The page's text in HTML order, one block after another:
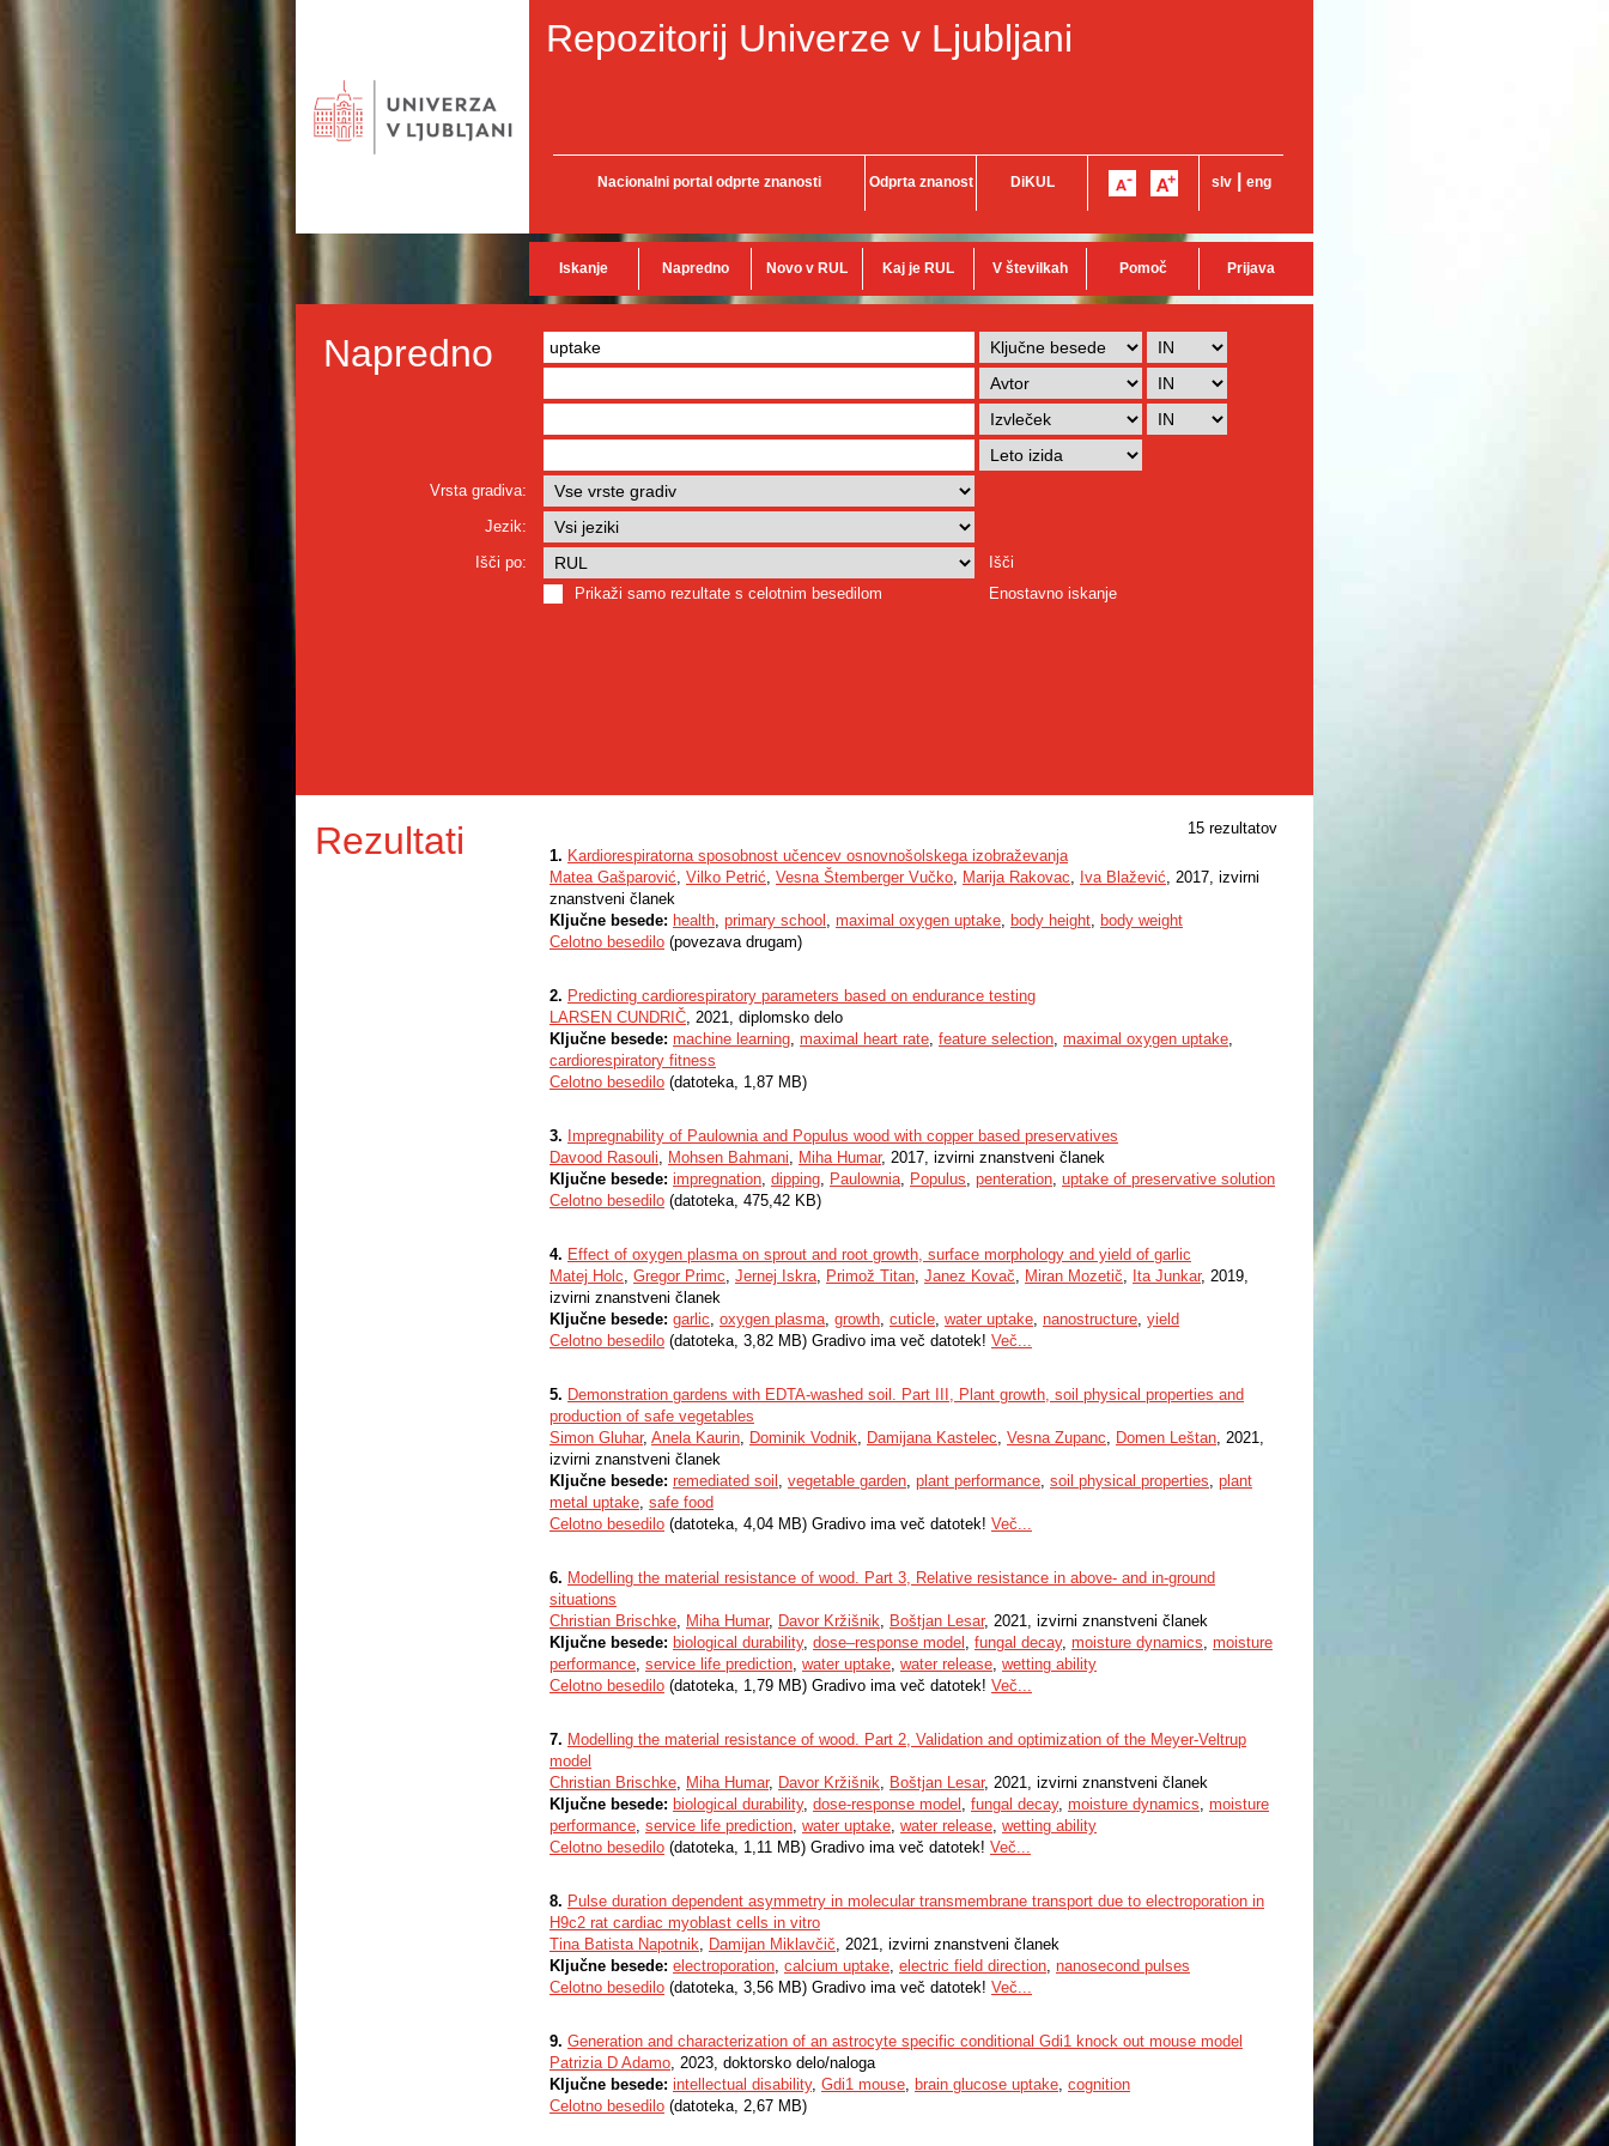
Repozitorij Univerze v Ljubljani
Nacionalni portal odprte znanosti Odprta znanost DiKUL slv eng
Iskanje Napredno Novo v RUL Kaj je RUL V številkah Pomoč Prijava
Napredno
Vrsta gradiva:
Jezik:
Išči po:
Išči
Prikaži samo rezultate s celotnim besedilom
Enostavno iskanje
Rezultati
15 rezultatov
1. Kardiorespiratorna sposobnost učencev osnovnošolskega izobraževanja
Matea Gašparović, Vilko Petrić, Vesna Štemberger Vučko, Marija Rakovac, Iva Blažević, 2017, izvirni
znanstveni članek
Ključne besede: health, primary school , maximal oxygen uptake, body height, body weight
Celotno besedilo (povezava drugam)
2. Predicting cardiorespiratory parameters based on endurance testing
LARSEN CUNDRIČ, 2021, diplomsko delo
Ključne besede: machine learning, maximal heart rate, feature selection, maximal oxygen uptake,
cardiorespiratory fitness
Celotno besedilo (datoteka, 1,87 MB)
3. Impregnability of Paulownia and Populus wood with copper based preservatives
Davood Rasouli, Mohsen Bahmani, Miha Humar, 2017, izvirni znanstveni članek
Ključne besede: impregnation, dipping, Paulownia, Populus, penteration, uptake of preservative solution
Celotno besedilo (datoteka, 475,42 KB)
4. Effect of oxygen plasma on sprout and root growth, surface morphology and yield of garlic
Matej Holc, Gregor Primc, Jernej Iskra, Primož Titan, Janez Kovač, Miran Mozetič, Ita Junkar, 2019,
izvirni znanstveni članek
Ključne besede: garlic, oxygen plasma, growth, cuticle, water uptake, nanostructure, yield
Celotno besedilo (datoteka, 3,82 MB) Gradivo ima več datotek! Več...
5. Demonstration gardens with EDTA-washed soil. Part III, Plant growth, soil physical properties and
production of safe vegetables
Simon Gluhar, Anela Kaurin, Dominik Vodnik, Damijana Kastelec, Vesna Zupanc, Domen Leštan, 2021,
izvirni znanstveni članek
Ključne besede: remediated soil , vegetable garden, plant performance, soil physical properties, plant
metal uptake, safe food
Celotno besedilo (datoteka, 4,04 MB) Gradivo ima več datotek! Več...
6. Modelling the material resistance of wood. Part 3, Relative resistance in above- and in-ground
situations
Christian Brischke, Miha Humar, Davor Kržišnik, Boštjan Lesar, 2021, izvirni znanstveni članek
Ključne besede: biological durability, dose–response model , fungal decay, moisture dynamics, moisture
performance, service life prediction, water uptake, water release, wetting ability
Celotno besedilo (datoteka, 1,79 MB) Gradivo ima več datotek! Več...
7. Modelling the material resistance of wood. Part 2, Validation and optimization of the Meyer-Veltrup
model
Christian Brischke, Miha Humar, Davor Kržišnik, Boštjan Lesar, 2021, izvirni znanstveni članek
Ključne besede: biological durability, dose-response model , fungal decay, moisture dynamics, moisture
performance, service life prediction, water uptake, water release, wetting ability
Celotno besedilo (datoteka, 1,11 MB) Gradivo ima več datotek! Več...
8. Pulse duration dependent asymmetry in molecular transmembrane transport due to electroporation in
H9c2 rat cardiac myoblast cells in vitro
Tina Batista Napotnik, Damijan Miklavčič, 2021, izvirni znanstveni članek
Ključne besede: electroporation, calcium uptake, electric field direction, nanosecond pulses
Celotno besedilo (datoteka, 3,56 MB) Gradivo ima več datotek! Več...
9. Generation and characterization of an astrocyte specific conditional Gdi1 knock out mouse model
Patrizia D Adamo, 2023, doktorsko delo/naloga
Ključne besede: intellectual disability, Gdi1 mouse, brain glucose uptake, cognition
Celotno besedilo (datoteka, 2,67 MB)